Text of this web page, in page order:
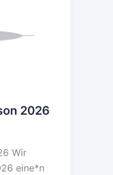
2026
Wir
eine*n